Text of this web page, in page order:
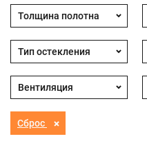
Сброс